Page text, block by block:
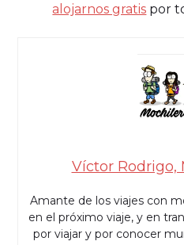
alojarnos gratis por
Víctor Rodrigo,
Amante de los viajes con
en el próximo viaje, y en
por viajar y por conocer